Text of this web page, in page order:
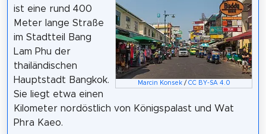
Marcin Konsek/ CC BY-SA 4.0
ist eine rund 400
Meter lange Straße
im Stadtteil Bang
Lam Phu der
thailändischen
Hauptstadt Bangkok.
Sie liegt etwa einen
Kilometer nordöstlich von Königspalast und Wat
Phra Kaeo.